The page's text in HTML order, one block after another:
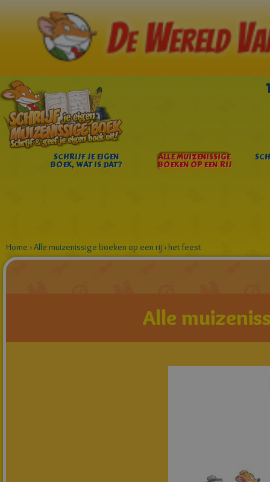
SCHRIJF JE EIGEN
BOEK, WAT IS DAT?
ALLE MUIZENISSIGE
BOEKEN OP EEN RIJ
Home ›Alle muizenissige boeken op een rij › het feest
Alle